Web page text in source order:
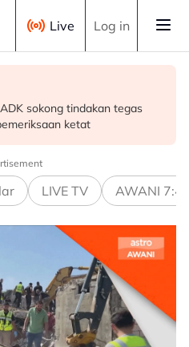
Live Log in
sokong tindakan tegas
ketat
warga asing, 59
turun 7.2 peratus -
LIVE TV AWANI